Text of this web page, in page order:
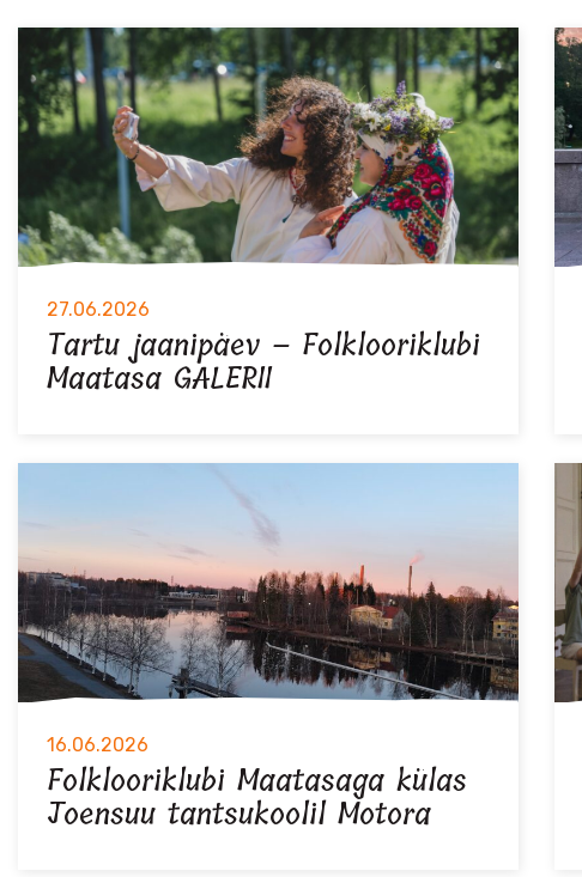
27.06.2026
Tartu jaanipäev – Folklooriklubi
Maatasa GALERII
16.06.2026
Folklooriklubi Maatasaga külas
Joensuu tantsukoolil Motora